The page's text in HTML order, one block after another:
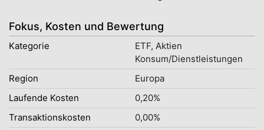
Fokus, Kosten und Bewertung
Kategorie
ETF, Aktien
Konsum/Dienstleistungen
Region
Europa
Laufende Kosten
0,20%
Transaktionskosten
0,00%